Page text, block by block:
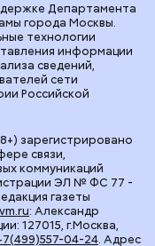
зарегистрировано
связи,
коммуникаций
ЭЛ № ФС 77 -
газеты
vm.ru: Александр
127015, г.Москва,
04-24. Адрес
Департамента
города Москвы.
технологии
информации
сведений,
сети
Российской